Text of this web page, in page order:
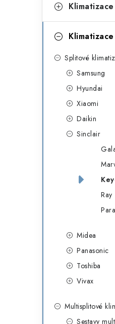
okategorie
a
Klimatizace
Splitové
Samsung
Hyundai
Xiaomi
Daikin
Sinclair
Ray
Midea
Panasonic
Toshiba
Vivax
Multisplitové
Sestavy